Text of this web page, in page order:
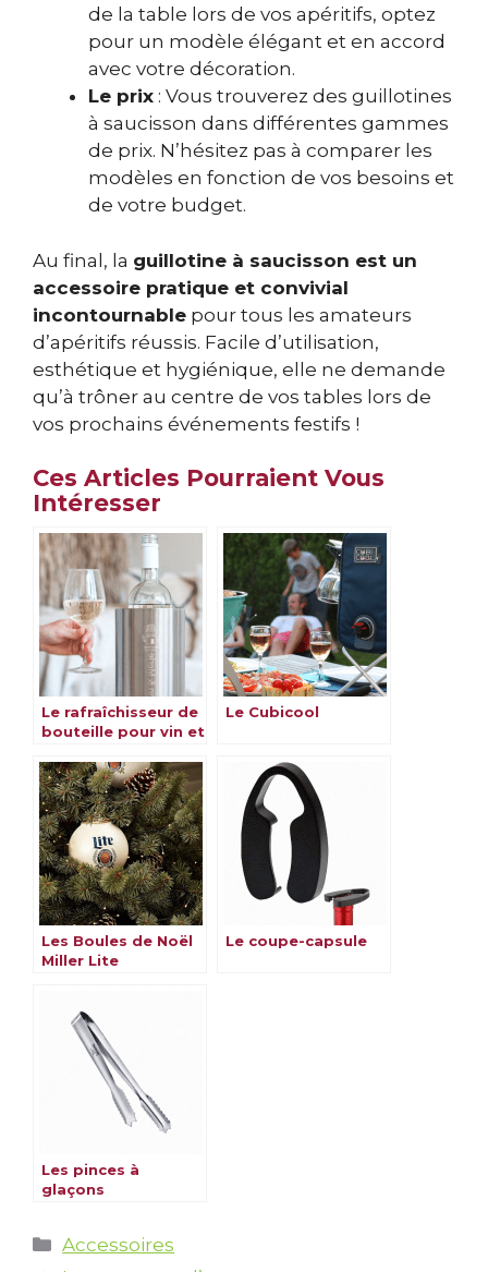
de la table lors de vos apéritifs, optez
pour un modèle élégant et en accord
avec votre décoration.
Le prix : Vous trouverez des guillotines
à saucisson dans différentes gammes
de prix. N’hésitez pas à comparer les
modèles en fonction de vos besoins et
de votre budget.
Au final, la guillotine à saucisson est un
accessoire pratique et convivial
incontournable pour tous les amateurs
d’apéritifs réussis. Facile d’utilisation,
esthétique et hygiénique, elle ne demande
qu’à trôner au centre de vos tables lors de
vos prochains événements festifs !
Ces Articles Pourraient Vous
Intéresser
Le rafraîchisseur de
bouteille pour vin et
Le Cubicool
Les Boules de Noël
Miller Lite
Le coupe-capsule
Les pinces à
glaçons
Catégories
Accessoires